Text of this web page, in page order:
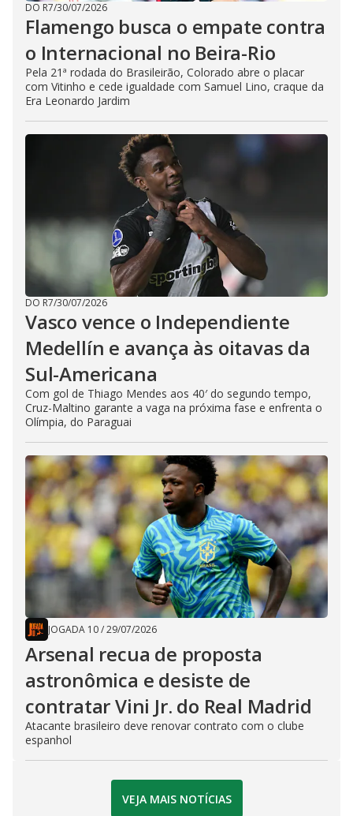
DO R7/30/07/2026
Flamengo busca o empate contra
o Internacional no Beira-Rio
Pela 21ª rodada do Brasileirão, Colorado abre o placar
com Vitinho e cede igualdade com Samuel Lino, craque da
Era Leonardo Jardim
DO R7/30/07/2026
Vasco vence o Independiente
Medellín e avança às oitavas da
Sul-Americana
Com gol de Thiago Mendes aos 40′ do segundo tempo,
Cruz-Maltino garante a vaga na próxima fase e enfrenta o
Olímpia, do Paraguai
JOGADA 10/29/07/2026
Arsenal recua de proposta
astronômica e desiste de
contratar Vini Jr. do Real Madrid
Atacante brasileiro deve renovar contrato com o clube
espanhol
VEJA MAIS NOTÍCIAS